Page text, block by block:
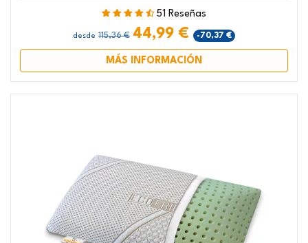
51 Reseñas
desde 115,36 € 44,99 € -70,37 €
MÁS INFORMACIÓN